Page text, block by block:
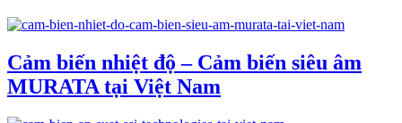
Cảm biến nhiệt độ – Cảm biến siêu âm
MURATA tại Việt Nam